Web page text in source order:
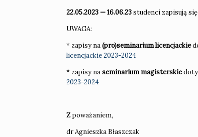
22.05.2023 — 16.06.23studenci zapisują
UWAGA:
* zapisy na(pro)seminarium licencjackie
licencjackie 2023-2024
* zapisy naseminarium magisterskie
2023-2024
Z poważaniem,
dr Agnieszka Błaszczak